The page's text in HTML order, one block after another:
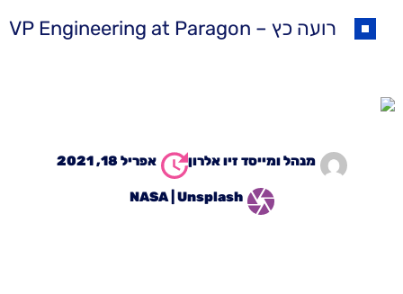
רועה כץ – VP Engineering at Paragon
מנהל ומייסדזיו אלרון אפריל 18, 2021
NASA | Unsplash